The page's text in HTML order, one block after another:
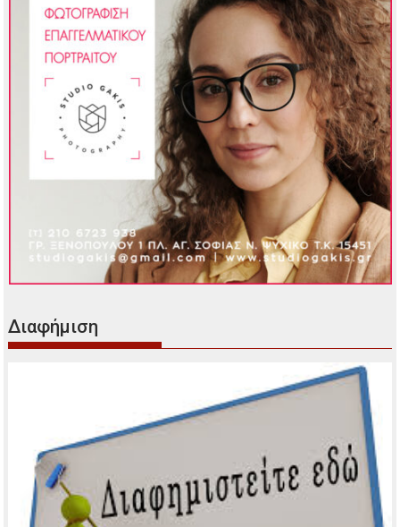
Διαφήμιση